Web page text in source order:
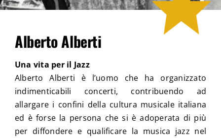
Alberto Alberti
Una vita per il Jazz
Alberto Alberti è l’uomo che ha organizzato
indimenticabili concerti, contribuendo ad
allargare i confini della cultura musicale italiana
ed è forse la persona che si è adoperata di più
per diffondere e qualificare la musica jazz nel